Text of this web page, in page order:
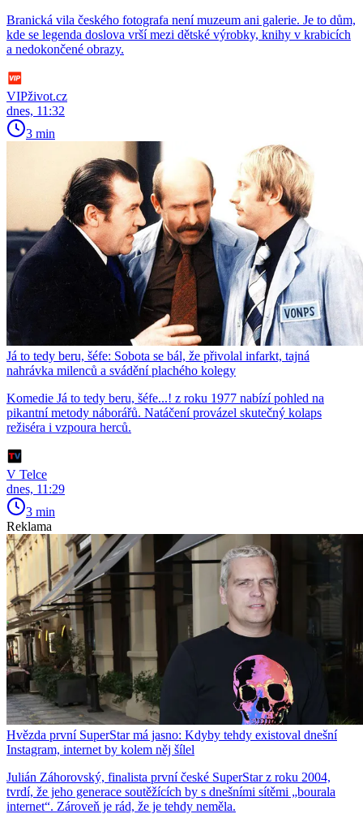
Branická vila českého fotografa není muzeum ani galerie. Je to dům,
kde se legenda doslova vrší mezi dětské výrobky, knihy v krabicích
a nedokončené obrazy.
VIPživot.cz
dnes, 11:32
3 min
Já to tedy beru, šéfe: Sobota se bál, že přivolal infarkt, tajná
nahrávka milenců a svádění plachého kolegy
Komedie Já to tedy beru, šéfe...! z roku 1977 nabízí pohled na
pikantní metody náborářů. Natáčení provázel skutečný kolaps
režiséra i vzpoura herců.
V Telce
dnes, 11:29
3 min
Reklama
Hvězda první SuperStar má jasno: Kdyby tehdy existoval dnešní
Instagram, internet by kolem něj šílel
Julián Záhorovský, finalista první české SuperStar z roku 2004,
tvrdí, že jeho generace soutěžících by s dnešními sítěmi „bourala
internet“. Zároveň je rád, že je tehdy neměla.